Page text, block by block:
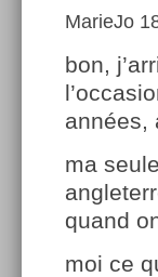
MarieJo
bon,
années,
ma
quand
moi ce